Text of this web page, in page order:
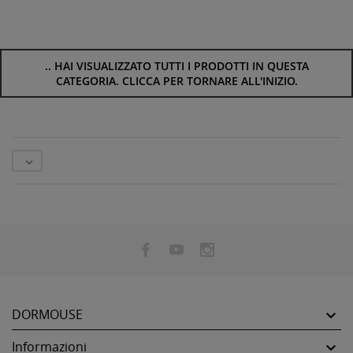
.. HAI VISUALIZZATO TUTTI I PRODOTTI IN QUESTA
CATEGORIA. CLICCA PER TORNARE ALL'INIZIO.

DORMOUSE 
Informazioni 